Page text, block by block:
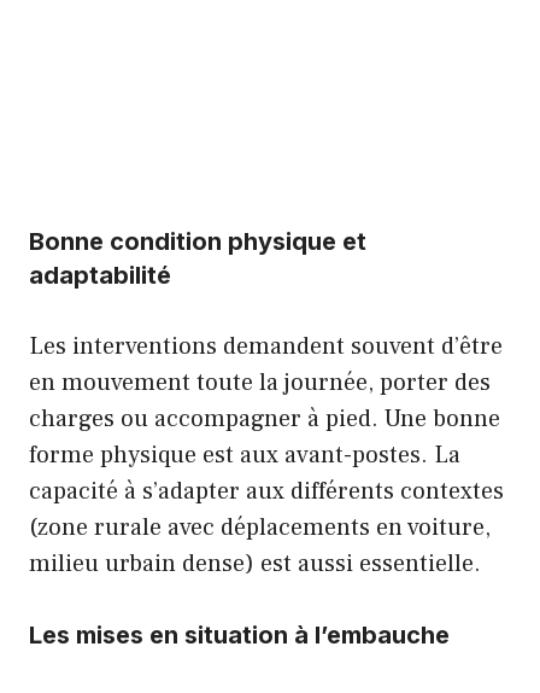
Bonne condition physique et
adaptabilité
Les interventions demandent souvent d’être
en mouvement toute la journée, porter des
charges ou accompagner à pied. Une bonne
forme physique est aux avant-postes. La
capacité à s’adapter aux différents contextes
(zone rurale avec déplacements en voiture,
milieu urbain dense) est aussi essentielle.
Les mises en situation à l’embauche